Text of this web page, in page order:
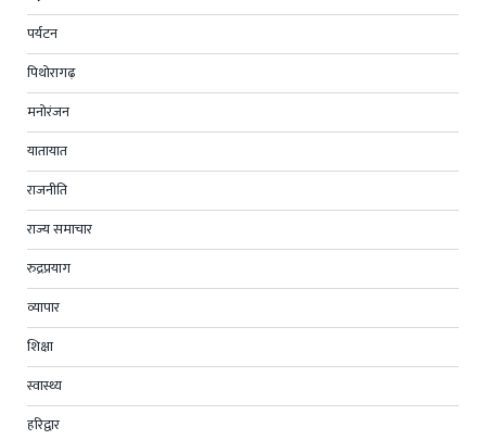
पर्यटन
पिथोरागढ़
मनोरंजन
यातायात
राजनीति
राज्य समाचार
रुद्रप्रयाग
व्यापार
शिक्षा
स्वास्थ्य
हरिद्वार